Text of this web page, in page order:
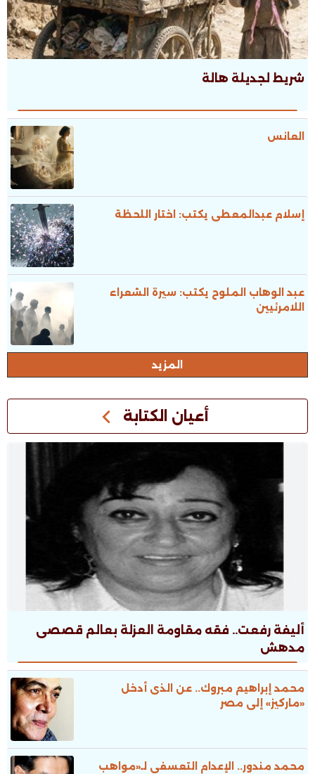
شريط لجديلة هالة
العانس
إسلام عبدالمعطى يكتب: اختار اللحظة
عبد الوهاب الملوح يكتب: سيرة الشعراء
اللامرئيين
المزيد
أعيان الكتابة
أليفة رفعت.. فقه مقاومة العزلة بعالم قصصى
مدهش
محمد إبراهيم مبروك.. عن الذى أدخل
«ماركيز» إلى مصر
محمد مندور.. الإعدام التعسفى لـ«مواهب